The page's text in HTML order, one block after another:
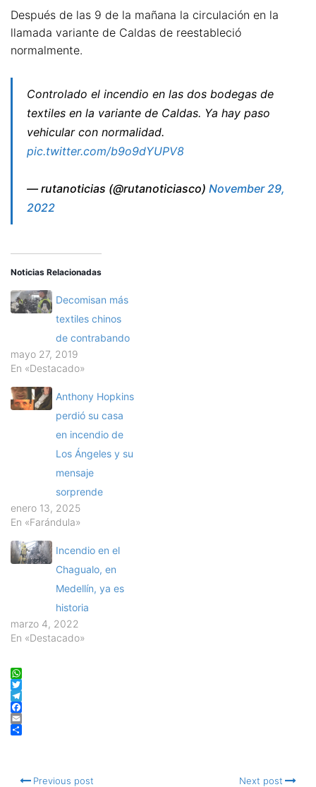
Después de las 9 de la mañana la circulación en la
llamada variante de Caldas de reestableció
normalmente.
Controlado el incendio en las dos bodegas de
textiles en la variante de Caldas. Ya hay paso
vehicular con normalidad.
pic.twitter.com/b9o9dYUPV8
— rutanoticias (@rutanoticiasco) November 29,
2022
Noticias Relacionadas
Decomisan más
textiles chinos
de contrabando
mayo 27, 2019
En «Destacado»
Anthony Hopkins
perdió su casa
en incendio de
Los Ángeles y su
mensaje
sorprende
enero 13, 2025
En «Farándula»
Incendio en el
Chagualo, en
Medellín, ya es
historia
marzo 4, 2022
En «Destacado»
WhatsApp
Twitter
Telegram
Facebook
Email
Previous post Next post